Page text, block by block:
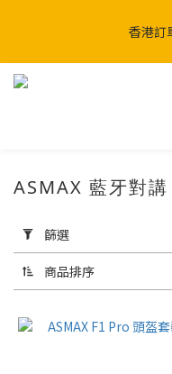
香港訂
SHARK x MotoGP 聯乘系
用
篩
選
(0/20)
品
ASMAX 藍牙對講
篩選
商品排序